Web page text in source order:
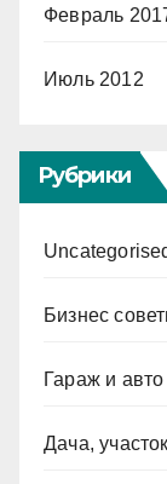
Февраль
Июль 2012
Рубрики
Бизнес
Гараж и авто
Дача, участок